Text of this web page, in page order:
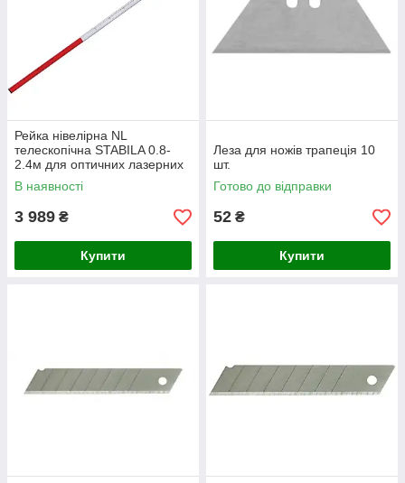
Рейка нівелірна NL
телескопічна STABILA 0.8-
2.4м для оптичних лазерних
рівнів 07468
В наявності
3 989 ₴
Купити
Леза для ножів трапеція 10
шт.
Готово до відправки
52 ₴
Купити